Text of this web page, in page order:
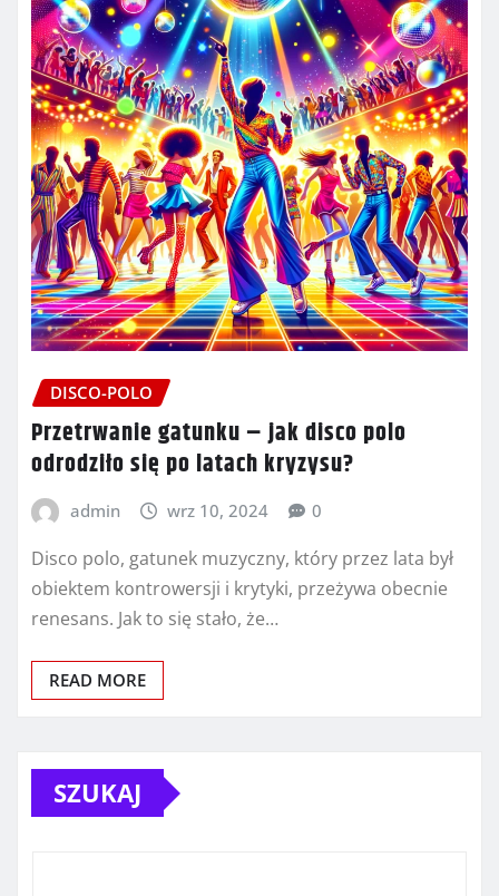
DISCO-POLO
Przetrwanie gatunku – jak disco polo
odrodziło się po latach kryzysu?
admin wrz 10, 2024 0
Disco polo, gatunek muzyczny, który przez lata był
obiektem kontrowersji i krytyki, przeżywa obecnie
renesans. Jak to się stało, że…
READ MORE
SZUKAJ